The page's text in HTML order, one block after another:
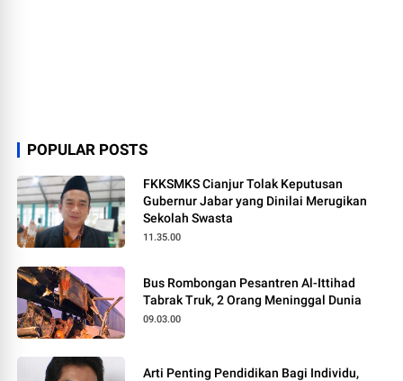
POPULAR POSTS
FKKSMKS Cianjur Tolak Keputusan
Gubernur Jabar yang Dinilai Merugikan
Sekolah Swasta
11.35.00
Bus Rombongan Pesantren Al-Ittihad
Tabrak Truk, 2 Orang Meninggal Dunia
09.03.00
Arti Penting Pendidikan Bagi Individu,